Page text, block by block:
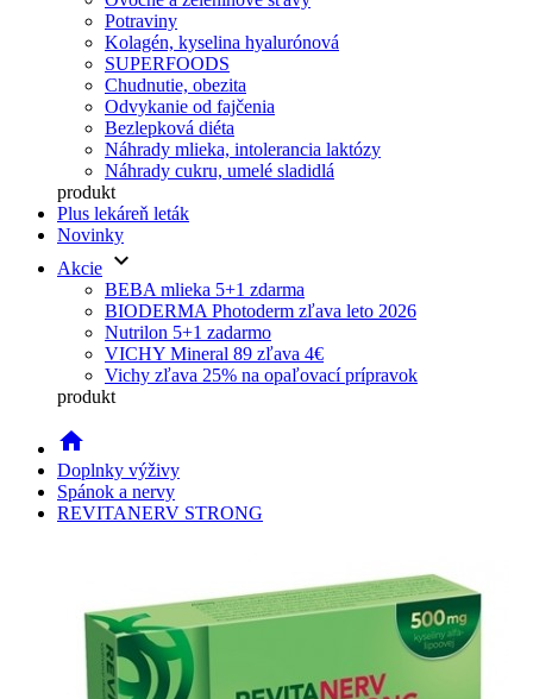
Potraviny
Kolagén, kyselina hyalurónová
SUPERFOODS
Chudnutie, obezita
Odvykanie od fajčenia
Bezlepková diéta
Náhrady mlieka, intolerancia laktózy
Náhrady cukru, umelé sladidlá
produkt
Plus lekáreň leták
Novinky
Akcie keyboard_arrow_down
BEBA mlieka 5+1 zdarma
BIODERMA Photoderm zľava leto 2026
Nutrilon 5+1 zadarmo
VICHY Mineral 89 zľava 4€
Vichy zľava 25% na opaľovací prípravok
produkt
home
Doplnky výživy
Spánok a nervy
REVITANERV STRONG